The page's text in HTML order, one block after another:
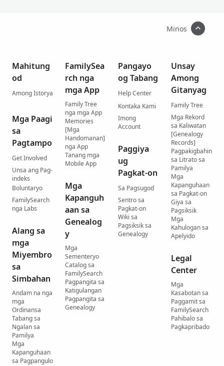
Minos
Mahitung
od
Among Istorya
Mga Paagi
sa
Pagtampo
Get Involved
Unsa ang Pag-
indeks
Boluntaryo
FamilySearch
nga Labs
Alang sa
mga
Miyembro
sa
Simbahan
Andam na nga
mga
Ordinansa
Tabang sa
Ngalan sa
Pamilya
Mga
Kapanguhaan
sa Pagpangulo
FamilySea
rch nga
mga App
Family Tree
nga mga App
Memories
[Mga
Handomanan]
nga App
Tanang mga
Mobile App
Mga
Kapanguh
aan sa
Genealog
y
Mga
Sementeryo
Catalog sa
FamilySearch
Pagpangita sa
Katigulangan
Pagpangita sa
Genealogy
Pangayo
og Tabang
Help Center
Kontaka Kami
Imong
Account
Paggiya
ug
Pagkat-on
Sa Pagsugod
Sentro sa
Pagkat-on
Wiki sa
Pagsiksik sa
Genealogy
Unsay
Among
Gitanyag
Family Tree
Mga Rekord
sa Kaliwatan
[Genealogy
Records]
Pagpakigbahin
sa Litrato sa
Pamilya
Mga
Kapanguhaan
sa Pagkat-on
Giya sa
Pagsiksik
Mga
Kahulogan sa
Apelyido
Legal
Center
Mga
Kasabotan sa
Paggamit sa
FamilySearch
Pahibalo sa
Pagkapribado